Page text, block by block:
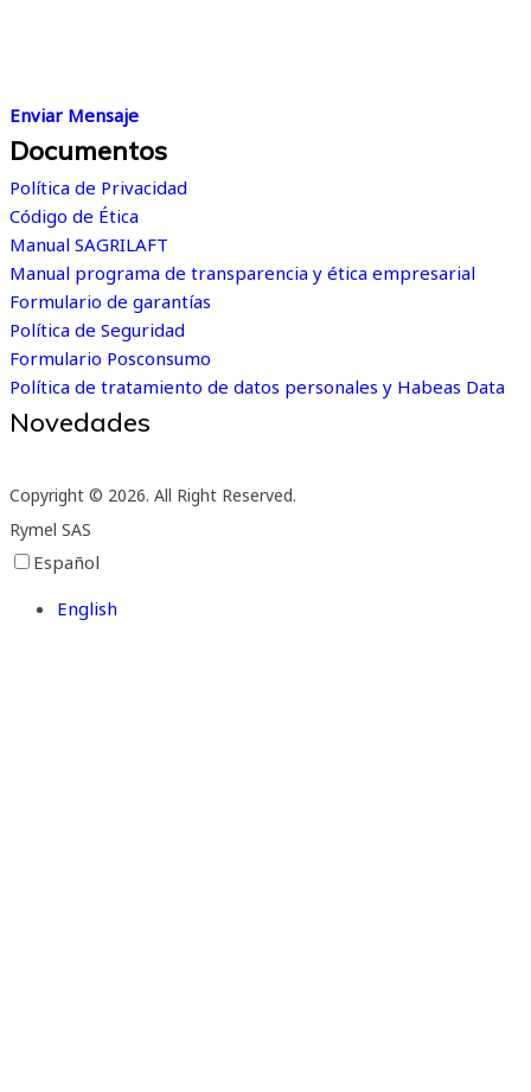
Enviar Mensaje
Documentos
Política de Privacidad
Código de Ética
Manual SAGRILAFT
Manual programa de transparencia y ética empresarial
Formulario de garantías
Política de Seguridad
Formulario Posconsumo
Política de tratamiento de datos personales y Habeas Data
Novedades
Copyright © 2026. All Right Reserved.
Rymel SAS
Español
English